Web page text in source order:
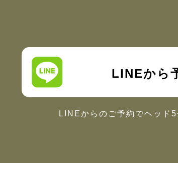
LINEから
LINEからのご予約でヘッド5